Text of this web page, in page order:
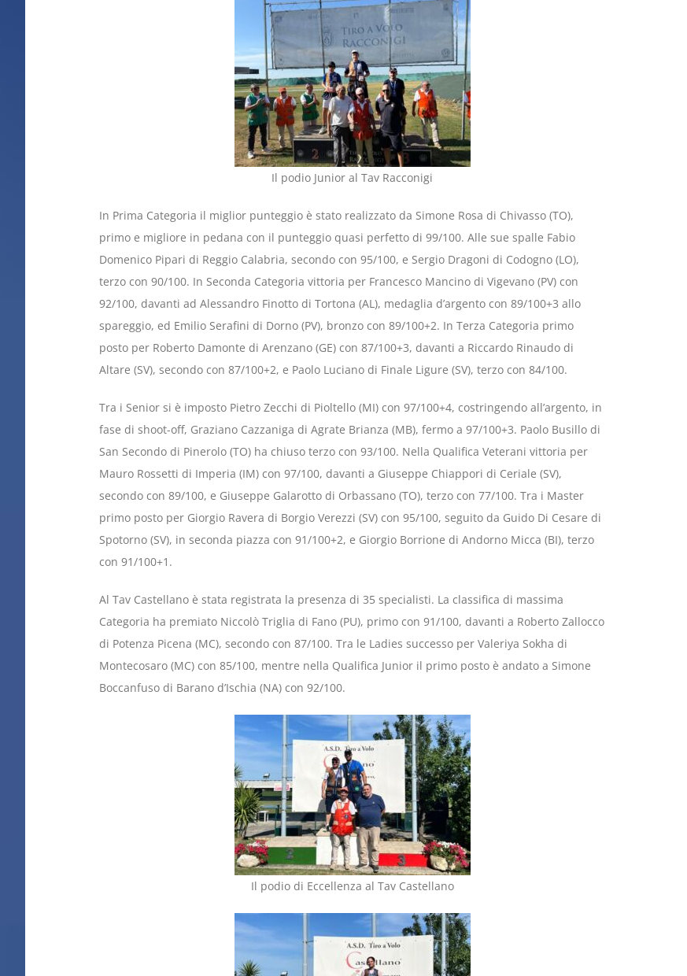
Il podio Junior al Tav Racconigi
In Prima Categoria il miglior punteggio è stato realizzato da Simone Rosa di Chivasso (TO),
primo e migliore in pedana con il punteggio quasi perfetto di 99/100. Alle sue spalle Fabio
Domenico Pipari di Reggio Calabria, secondo con 95/100, e Sergio Dragoni di Codogno (LO),
terzo con 90/100. In Seconda Categoria vittoria per Francesco Mancino di Vigevano (PV) con
92/100, davanti ad Alessandro Finotto di Tortona (AL), medaglia d’argento con 89/100+3 allo
spareggio, ed Emilio Serafini di Dorno (PV), bronzo con 89/100+2. In Terza Categoria primo
posto per Roberto Damonte di Arenzano (GE) con 87/100+3, davanti a Riccardo Rinaudo di
Altare (SV), secondo con 87/100+2, e Paolo Luciano di Finale Ligure (SV), terzo con 84/100.
Tra i Senior si è imposto Pietro Zecchi di Pioltello (MI) con 97/100+4, costringendo all’argento, in
fase di shoot-off, Graziano Cazzaniga di Agrate Brianza (MB), fermo a 97/100+3. Paolo Busillo di
San Secondo di Pinerolo (TO) ha chiuso terzo con 93/100. Nella Qualifica Veterani vittoria per
Mauro Rossetti di Imperia (IM) con 97/100, davanti a Giuseppe Chiappori di Ceriale (SV),
secondo con 89/100, e Giuseppe Galarotto di Orbassano (TO), terzo con 77/100. Tra i Master
primo posto per Giorgio Ravera di Borgio Verezzi (SV) con 95/100, seguito da Guido Di Cesare di
Spotorno (SV), in seconda piazza con 91/100+2, e Giorgio Borrione di Andorno Micca (BI), terzo
con 91/100+1.
Al Tav Castellano è stata registrata la presenza di 35 specialisti. La classifica di massima
Categoria ha premiato Niccolò Triglia di Fano (PU), primo con 91/100, davanti a Roberto Zallocco
di Potenza Picena (MC), secondo con 87/100. Tra le Ladies successo per Valeriya Sokha di
Montecosaro (MC) con 85/100, mentre nella Qualifica Junior il primo posto è andato a Simone
Boccanfuso di Barano d’Ischia (NA) con 92/100.
Il podio di Eccellenza al Tav Castellano